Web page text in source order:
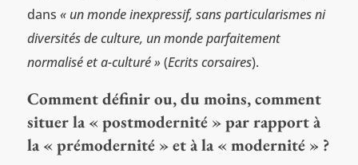
dans « un monde inexpressif, sans particularismes ni
diversités de culture, un monde parfaitement
normalisé et a-culturé » (Ecrits corsaires).
Comment définir ou, du moins, comment
situer la « postmodernité » par rapport à
la « prémodernité » et à la « modernité » ?